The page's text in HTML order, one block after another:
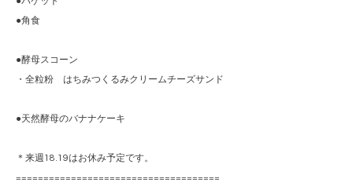
●角食
●酵母スコーン
・全粒粉 はちみつくるみクリームチーズサンド
●天然酵母のバナナケーキ
＊来週18.19はお休み予定です。
=====================================